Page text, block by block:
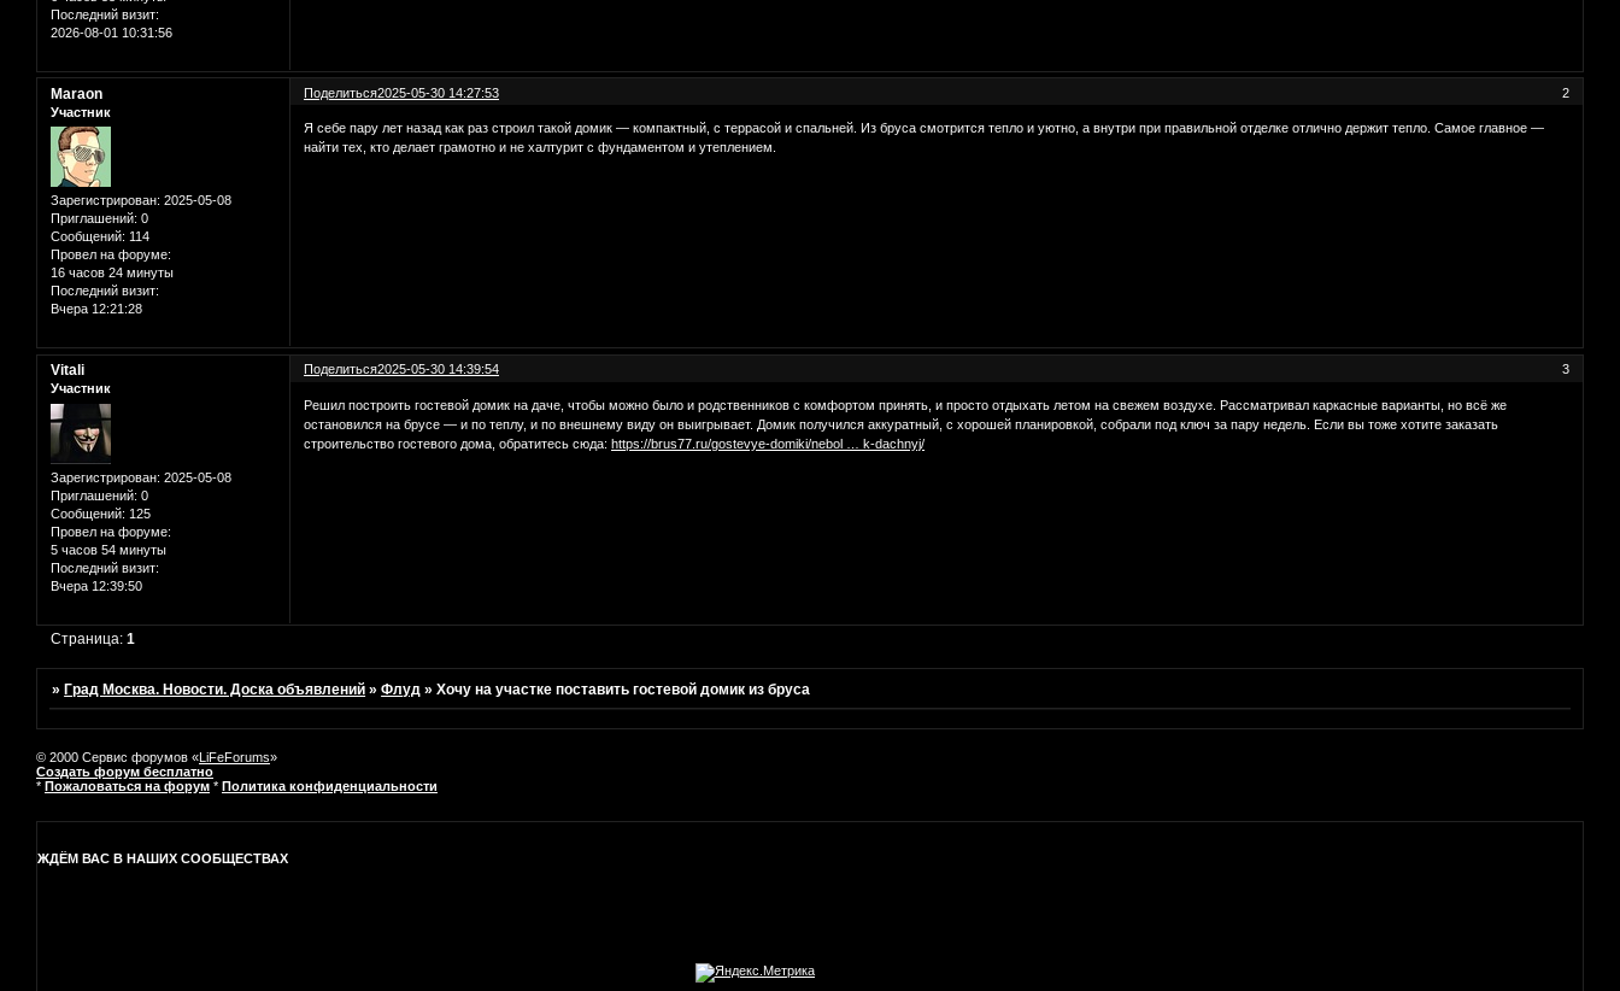
Последний визит:
2026-08-01 10:31:56
Поделиться 2
2025-05-30 14:27:53
Maraon
Участник
Зарегистрирован: 2025-05-08
Приглашений: 0
Сообщений: 114
Провел на форуме:
16 часов 24 минуты
Последний визит:
Вчера 12:21:28
Я себе пару лет назад как раз строил такой домик — компактный, с террасой и спальней. Из бруса смотрится тепло и уютно, а внутри при правильной отделке отлично держит тепло. Самое главное —
найти тех, кто делает грамотно и не халтурит с фундаментом и утеплением.
Поделиться 3
2025-05-30 14:39:54
Vitali
Участник
Зарегистрирован: 2025-05-08
Приглашений: 0
Сообщений: 125
Провел на форуме:
5 часов 54 минуты
Последний визит:
Вчера 12:39:50
Решил построить гостевой домик на даче, чтобы можно было и родственников с комфортом принять, и просто отдыхать летом на свежем воздухе. Рассматривал каркасные варианты, но всё же
остановился на брусе — и по теплу, и по внешнему виду он выигрывает. Домик получился аккуратный, с хорошей планировкой, собрали под ключ за пару недель. Если вы тоже хотите заказать
строительство гостевого дома, обратитесь сюда:https://brus77.ru/gostevye-domiki/nebol … k-dachnyj/
Страница:1
» Град Москва. Новости. Доска объявлений »Флуд »Хочу на участке поставить гостевой домик из бруса
© 2000 Сервис форумов « LiFeForums»
Создать форум бесплатно
* Пожаловаться на форум * Политика конфиденциальности
ЖДЁМ ВАС В НАШИХ СООБЩЕСТВАХ